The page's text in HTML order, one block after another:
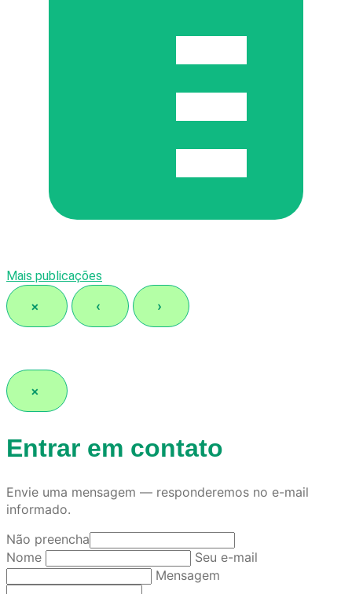
Mais publicações
× ‹ ›
×
Entrar em contato
Envie uma mensagem — responderemos no e-mail
informado.
Não preencha
Nome
Seu e-mail
Mensagem